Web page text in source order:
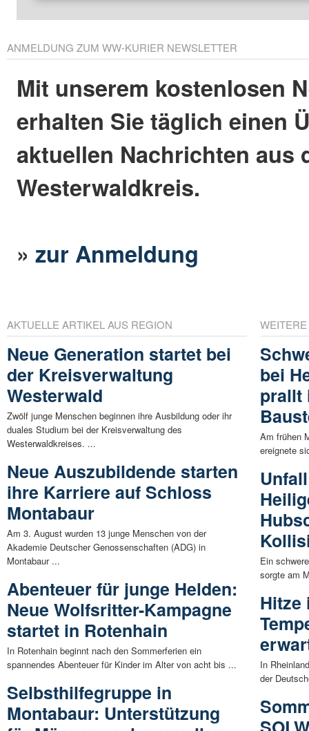
ANMELDUNG ZUM WW-KURIER NEWSLETTER
Mit unserem kostenlosen
erhalten Sie täglich einen
aktuellen Nachrichten aus
Westerwaldkreis.
»zur Anmeldung
AKTUELLE ARTIKEL AUS REGION
Neue Generation startet bei
der Kreisverwaltung
Westerwald
Zwölf junge Menschen beginnen ihre Ausbildung oder ihr
duales Studium bei der Kreisverwaltung des
Westerwaldkreises. ...
Neue Auszubildende starten
ihre Karriere auf Schloss
Montabaur
Am 3. August wurden 13 junge Menschen von der
Akademie Deutscher Genossenschaften (ADG) in
Montabaur ...
Abenteuer für junge Helden:
Neue Wolfsritter-Kampagne
startet in Rotenhain
In Rotenhain beginnt nach den Sommerferien ein
spannendes Abenteuer für Kinder im Alter von acht bis ...
Selbsthilfegruppe in
Montabaur: Unterstützung
bei
prallt
Am frühen
ereignete
Ein
sorgte am
Hitze
In
der